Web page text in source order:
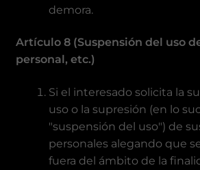
demora.
Artículo 8 (Suspensión del uso
personal, etc.)
Si el interesado solicita la
uso o la supresión (en lo
"suspensión del uso") de
personales alegando que
fuera del ámbito de la